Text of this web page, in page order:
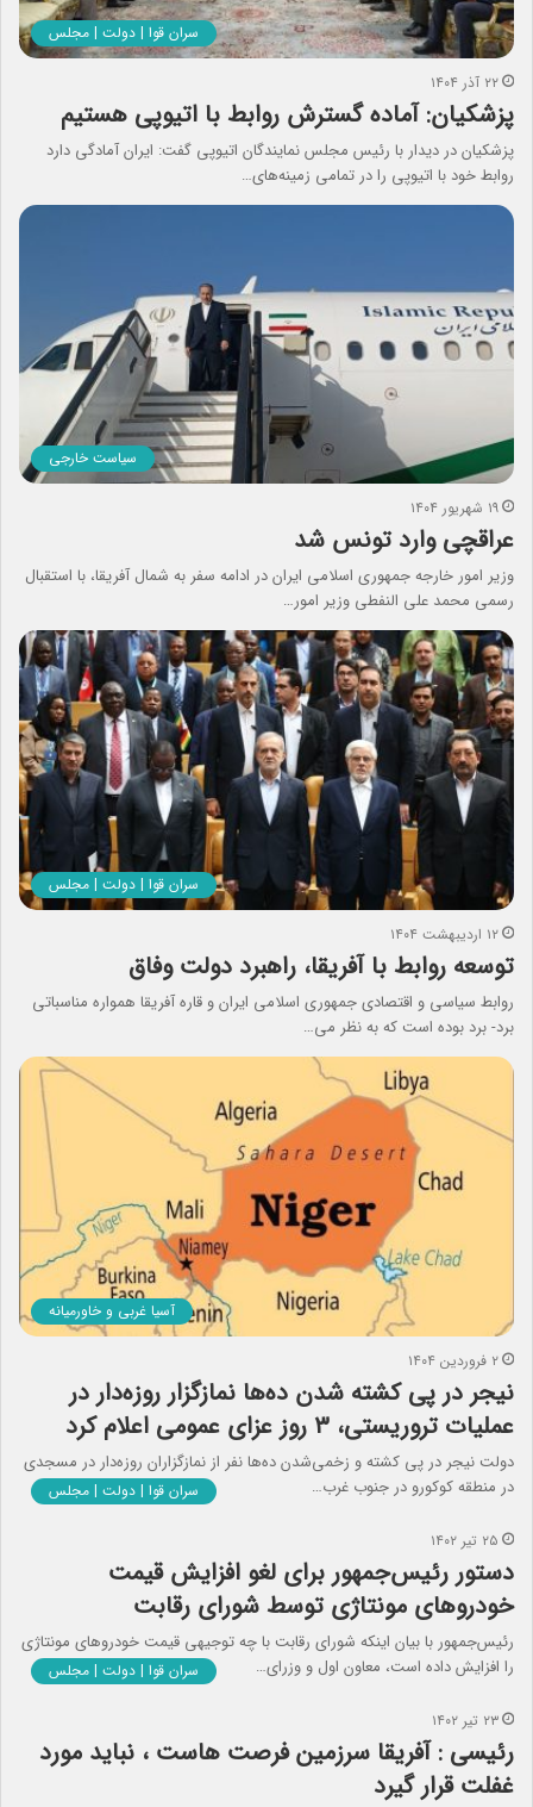
سران قوا | دولت | مجلس
۲۲ آذر ۱۴۰۴
پزشکیان: آماده گسترش روابط با اتیوپی هستیم
پزشکیان در دیدار با رئیس مجلس نمایندگان اتیوپی گفت: ایران آمادگی دارد
روابط خود با اتیوپی را در تمامی زمینه‌های…
سیاست خارجی
۱۹ شهریور ۱۴۰۴
عراقچی وارد تونس شد
وزیر امور خارجه جمهوری اسلامی ایران در ادامه سفر به شمال آفریقا، با استقبال
رسمی محمد علی النفطی وزیر امور…
سران قوا | دولت | مجلس
۱۲ اردیبهشت ۱۴۰۴
توسعه روابط با آفریقا، راهبرد دولت وفاق
روابط سیاسی و اقتصادی جمهوری اسلامی ایران و قاره آفریقا همواره مناسباتی
برد- برد بوده است که به نظر می…
آسیا غربی و خاورمیانه
۲ فروردین ۱۴۰۴
نیجر در پی کشته شدن ده‌ها نمازگزار روزه‌دار در
عملیات تروریستی، ۳ روز عزای عمومی اعلام کرد
دولت نیجر در پی کشته و زخمی‌شدن ده‌ها نفر از نمازگزاران روزه‌دار در مسجدی
در منطقه کوکورو در جنوب غرب…
سران قوا | دولت | مجلس
۲۵ تیر ۱۴۰۲
دستور رئیس‌جمهور برای لغو افزایش قیمت
خودروهای مونتاژی توسط شورای رقابت
رئیس‌جمهور با بیان اینکه شورای رقابت با چه توجیهی قیمت خودروهای مونتاژی
را افزایش داده است، معاون اول و وزرای…
سران قوا | دولت | مجلس
۲۳ تیر ۱۴۰۲
رئیسی : آفریقا سرزمین فرصت هاست ، نباید مورد
غفلت قرار گیرد